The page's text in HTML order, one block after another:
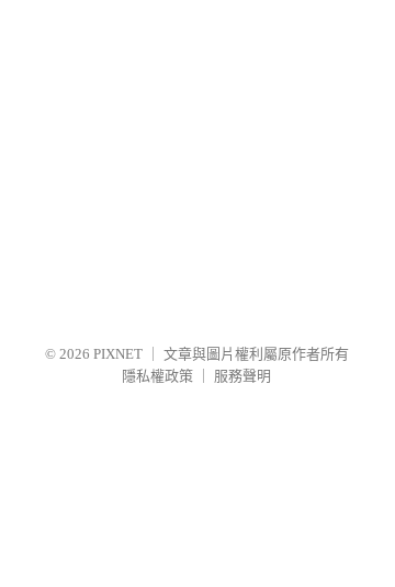
© 2026 PIXNET
文章與圖片權利屬原作者所有
隱私權政策
服務聲明